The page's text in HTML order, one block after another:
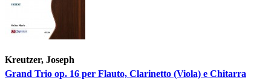
Kreutzer, Joseph
Grand Trio op. 16 per Flauto, Clarinetto (Viola) e Chitarra